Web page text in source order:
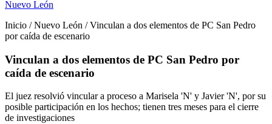
Nuevo León
Inicio / Nuevo León / Vinculan a dos elementos de PC San Pedro
por caída de escenario
Vinculan a dos elementos de PC San Pedro por
caída de escenario
El juez resolvió vincular a proceso a Marisela 'N' y Javier 'N', por su
posible participación en los hechos; tienen tres meses para el cierre
de investigaciones